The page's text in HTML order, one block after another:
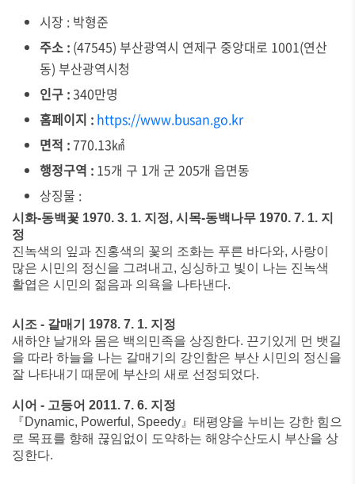
시장 : 박형준
주소 : (47545) 부산광역시 연제구 중앙대로 1001(연산
동) 부산광역시청
인구 :340만명
홈페이지 : https://www.busan.go.kr
면적 :770.13㎢
행정구역 : 15개 구 1개 군 205개 읍면동
상징물 :
시화-동백꽃 1970. 3. 1. 지정, 시목-동백나무 1970. 7. 1. 지
정
진녹색의 잎과 진홍색의 꽃의 조화는 푸른 바다와, 사랑이
많은 시민의 정신을 그려내고, 싱싱하고 빛이 나는 진녹색
활엽은 시민의 젊음과 의욕을 나타낸다.
시조 - 갈매기 1978. 7. 1. 지정
새하얀 날개와 몸은 백의민족을 상징한다. 끈기있게 먼 뱃길
을 따라 하늘을 나는 갈매기의 강인함은 부산 시민의 정신을
잘 나타내기 때문에 부산의 새로 선정되었다.
시어 - 고등어 2011. 7. 6. 지정
『Dynamic, Powerful, Speedy』태평양을 누비는 강한 힘으
로 목표를 향해 끊임없이 도약하는 해양수산도시 부산을 상
징한다.